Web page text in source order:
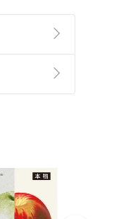
提供之數位
若訂購後
單 /退